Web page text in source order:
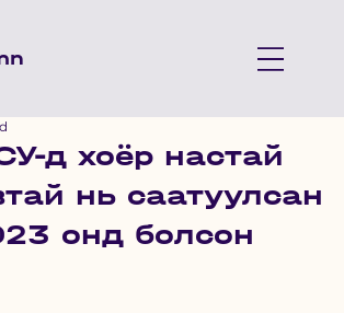
д хоёр настай
нь саатуулсан
онд болсон